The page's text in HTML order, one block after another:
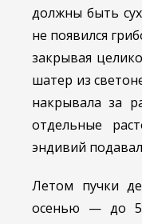
должны быть
не появился
закрывая
шатер из
накрывала за
отдельные
эндивий
Летом пучки
осенью — до